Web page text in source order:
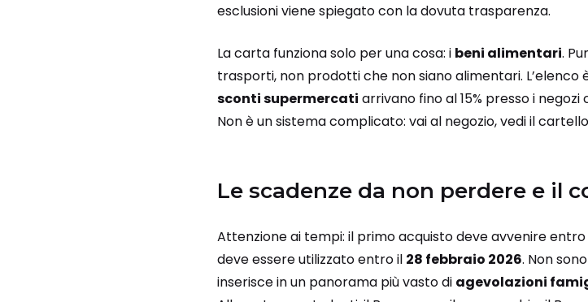
esclusioni viene spiegato con la dovuta trasparenza.
La carta funziona solo per una cosa: i beni alimentari.
trasporti, non prodotti che non siano alimentari. L’elenco
sconti supermercati arrivano fino al 15% presso i
Non è un sistema complicato: vai al negozio, vedi il
Le scadenze da non perdere e il
Attenzione ai tempi: il primo acquisto deve avvenire entro
deve essere utilizzato entro il 28 febbraio 2026. Non
inserisce in un panorama più vasto di agevolazioni